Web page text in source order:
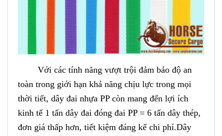
Với các tính năng vượt trội đảm bảo độ an
toàn trong giới hạn khả năng chịu lực trong mọi
thời tiết, dây đai nhựa PP còn mang đến lợi ích
kinh tế 1 tấn dây đai đóng đai PP = 6 tấn dây thép,
đơn giá thấp hơn, tiết kiệm đáng kể chi phí.Dây